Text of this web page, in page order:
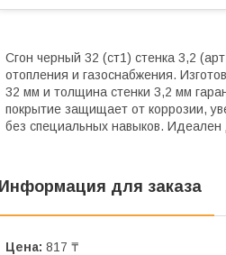
Сгон черный 32 (ст1) стенка 3,2
отопления и газоснабжения.
32 мм и толщина стенки 3,2 мм
покрытие защищает от коррозии,
без специальных навыков.
Информация для заказа
Цена: 817 ₸